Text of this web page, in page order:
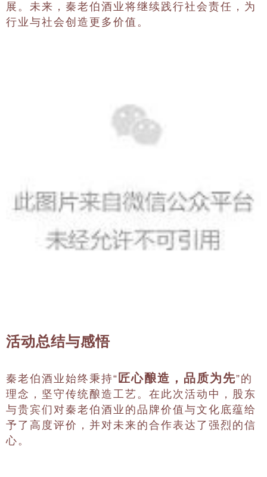
展。未来，秦老伯酒业将继续践行社会责任，为
行业与社会创造更多价值。
活动总结与感悟
秦老伯酒业始终秉持“ 匠心酿造，品质为先”的
理念，坚守传统酿造工艺。在此次活动中，股东
与贵宾们对秦老伯酒业的品牌价值与文化底蕴给
予了高度评价，并对未来的合作表达了强烈的信
心。